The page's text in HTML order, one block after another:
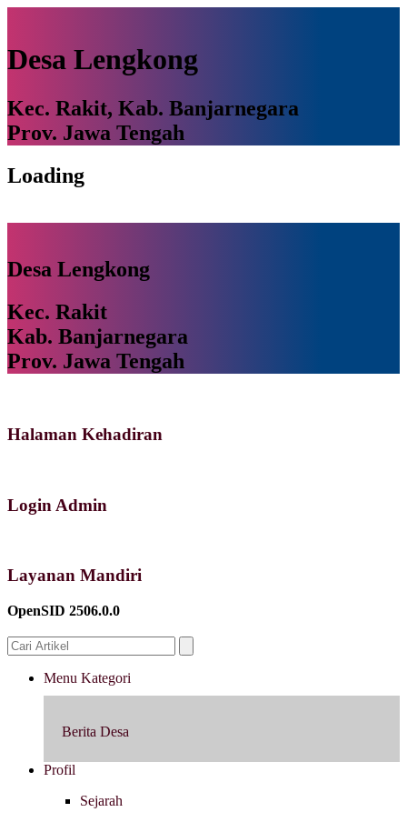
Desa Lengkong
Kec. Rakit, Kab. Banjarnegara
Prov. Jawa Tengah
Loading
Desa Lengkong
Kec. Rakit
Kab. Banjarnegara
Prov. Jawa Tengah
Halaman Kehadiran
Login Admin
Layanan Mandiri
OpenSID 2506.0.0
Menu Kategori
Berita Desa
Profil
Sejarah